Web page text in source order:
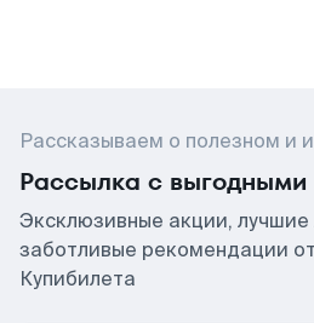
Рассказываем о полезном и
Рассылка с
Эксклюзивные акции, лучшие
заботливые рекомендации
Купибилета